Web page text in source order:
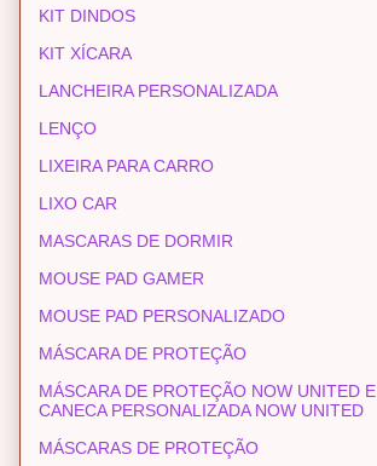
KIT DINDOS
KIT XÍCARA
LANCHEIRA PERSONALIZADA
LENÇO
LIXEIRA PARA CARRO
LIXO CAR
MASCARAS DE DORMIR
MOUSE PAD GAMER
MOUSE PAD PERSONALIZADO
MÁSCARA DE PROTEÇÃO
MÁSCARA DE PROTEÇÃO NOW UNITED E
CANECA PERSONALIZADA NOW UNITED
MÁSCARAS DE PROTEÇÃO